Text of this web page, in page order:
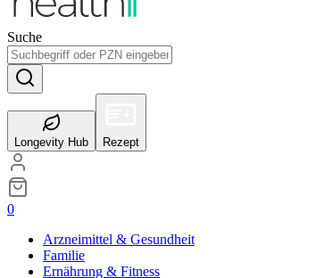
Suche
Longevity Hub Rezept
0
Arzneimittel & Gesundheit
Familie
Ernährung & Fitness